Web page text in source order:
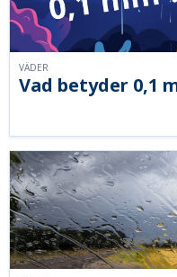
Vad betyder 0,1
VÄDER